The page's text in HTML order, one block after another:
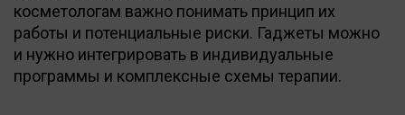
косметологам важно понимать принцип их
работы и потенциальные риски. Гаджеты можно
и нужно интегрировать в индивидуальные
программы и комплексные схемы терапии.